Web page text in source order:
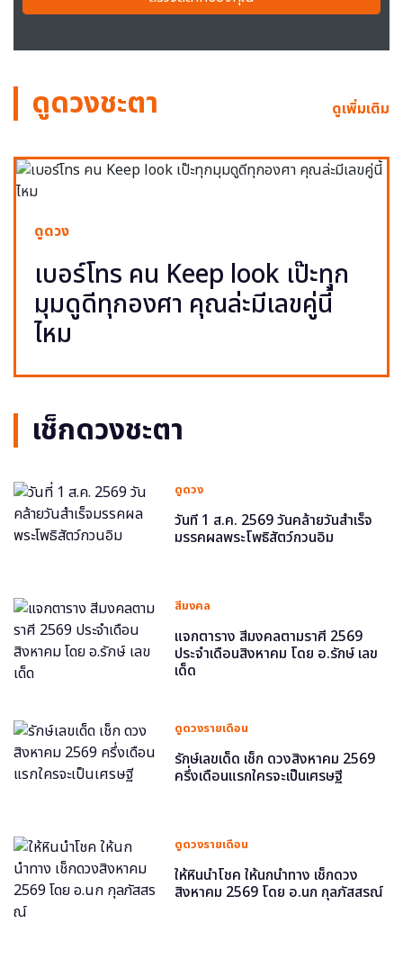
ดูดวงชะตา ดูเพิ่มเติม
ดูดวง
เบอร์โทร คน Keep look เป๊ะทุก
มุมดูดีทุกองศา คุณล่ะมีเลขคู่นี้
ไหม
เช็กดวงชะตา
ดูดวง
วันที่ 1 ส.ค. 2569 วันคล้ายวันสำเร็จ
มรรคผลพระโพธิสัตว์กวนอิม
สีมงคล
แจกตาราง สีมงคลตามราศี 2569
ประจำเดือนสิงหาคม โดย อ.รักษ์ เลข
เด็ด
ดูดวงรายเดือน
รักษ์เลขเด็ด เช็ก ดวงสิงหาคม 2569
ครึ่งเดือนแรกใครจะเป็นเศรษฐี
ดูดวงรายเดือน
ให้หินนำโชค ให้นกนำทาง เช็กดวง
สิงหาคม 2569 โดย อ.นก กุลภัสสรณ์